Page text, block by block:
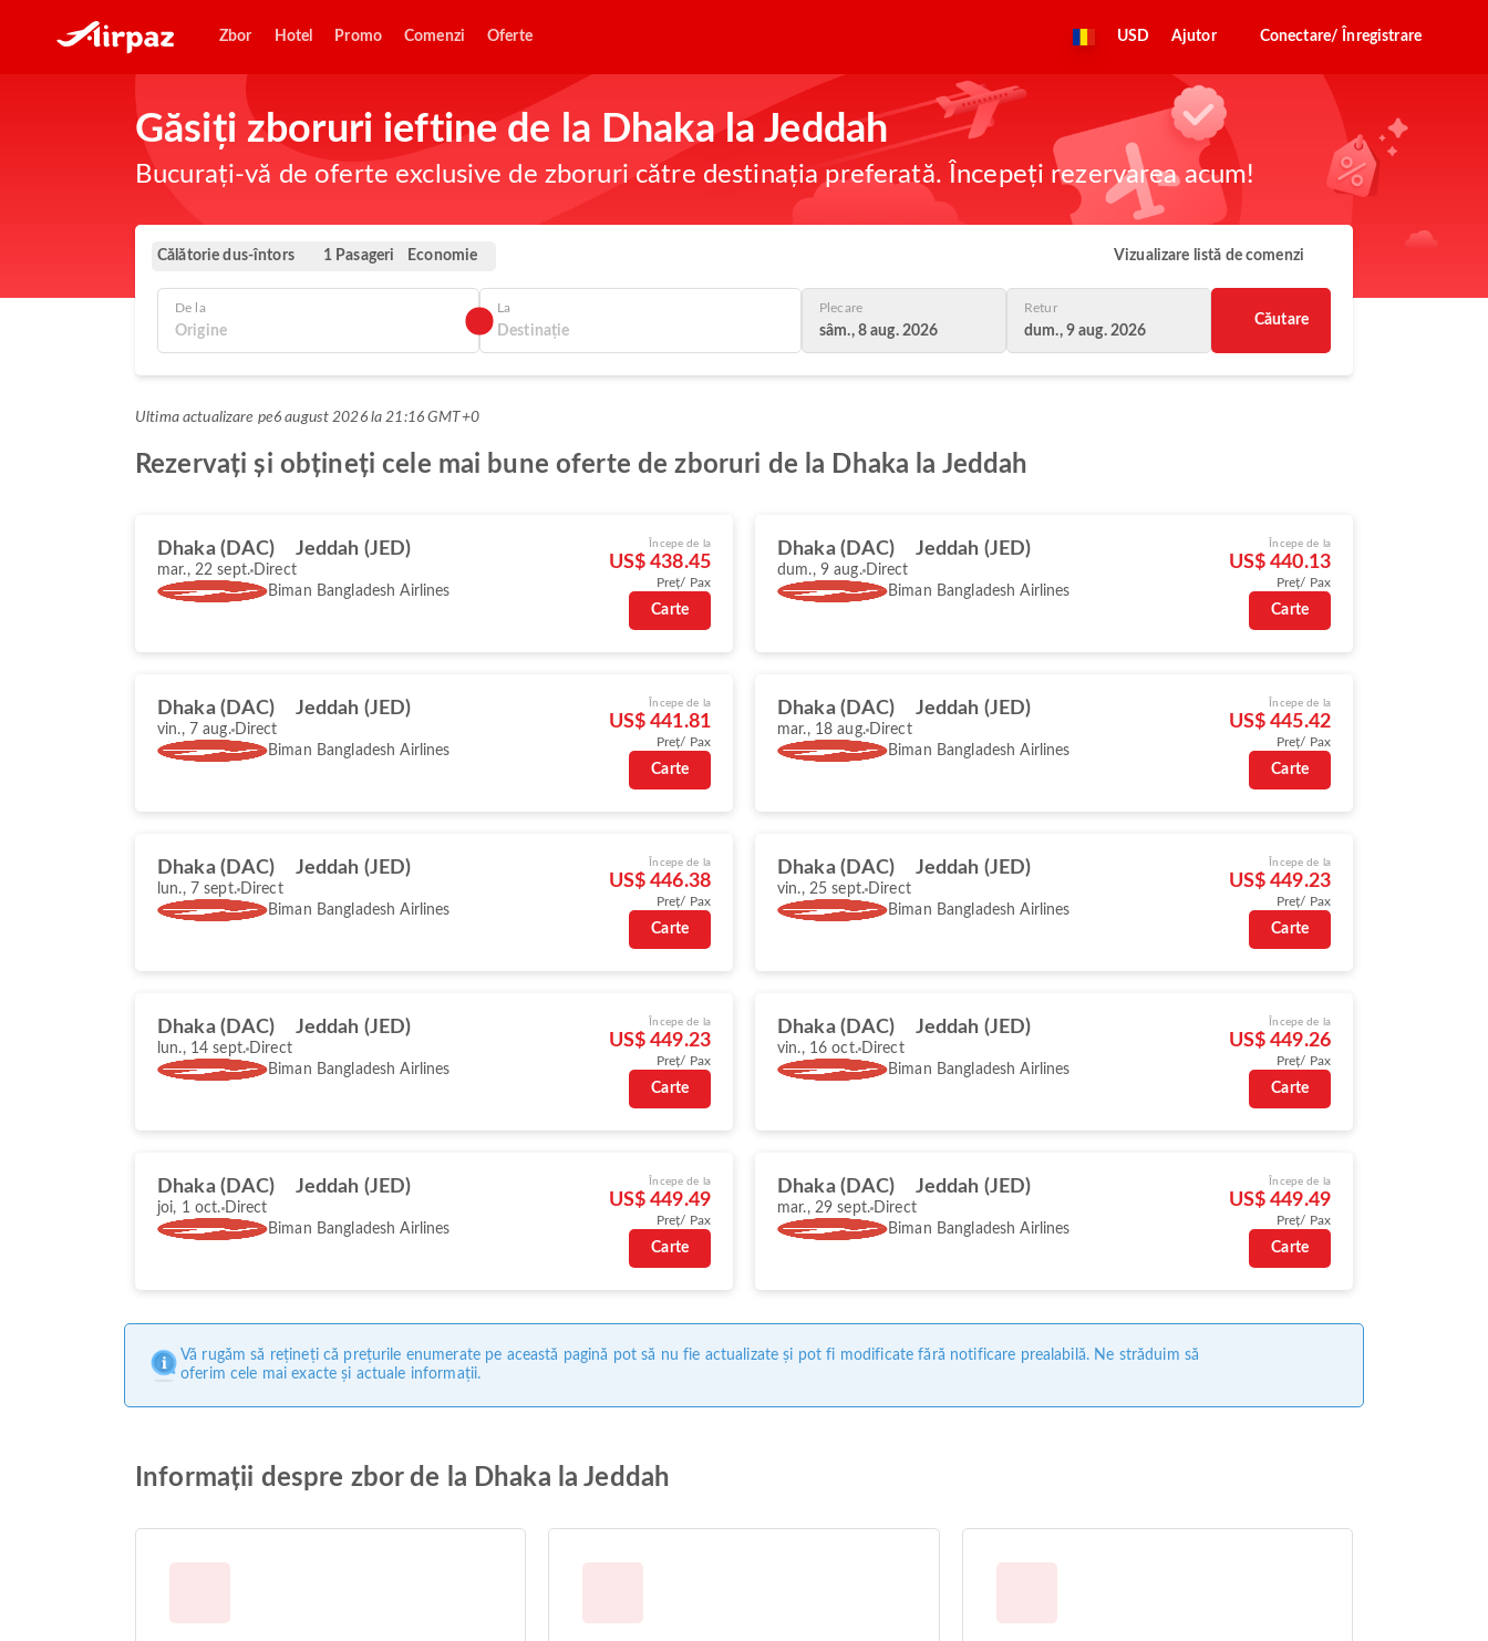
Zbor Hotel Promo Comenzi Oferte USD Ajutor Conectare/ Înregistrare
Găsiți zboruri ieftine de la Dhaka la Jeddah
Bucurați-vă de oferte exclusive de zboruri către destinația preferată. Începeți rezervarea acum!
Călătorie dus-întors 1 Pasageri Economie Vizualizare listă de comenzi
De la La Plecare
sâm., 8 aug. 2026
Retur
dum., 9 aug. 2026
Căutare
Ultima actualizare pe6 august 2026 la 21:16 GMT+0
Rezervați și obțineți cele mai bune oferte de zboruri de la Dhaka la Jeddah
Dhaka (DAC) Jeddah (JED)
mar., 22 sept. Direct
Biman Bangladesh Airlines
Începe de la
US$ 438.45
Preț/ Pax
Carte
Dhaka (DAC) Jeddah (JED)
dum., 9 aug. Direct
Biman Bangladesh Airlines
Începe de la
US$ 440.13
Preț/ Pax
Carte
Dhaka (DAC) Jeddah (JED)
vin., 7 aug. Direct
Biman Bangladesh Airlines
Începe de la
US$ 441.81
Preț/ Pax
Carte
Dhaka (DAC) Jeddah (JED)
mar., 18 aug. Direct
Biman Bangladesh Airlines
Începe de la
US$ 445.42
Preț/ Pax
Carte
Dhaka (DAC) Jeddah (JED)
lun., 7 sept. Direct
Biman Bangladesh Airlines
Începe de la
US$ 446.38
Preț/ Pax
Carte
Dhaka (DAC) Jeddah (JED)
vin., 25 sept. Direct
Biman Bangladesh Airlines
Începe de la
US$ 449.23
Preț/ Pax
Carte
Dhaka (DAC) Jeddah (JED)
lun., 14 sept. Direct
Biman Bangladesh Airlines
Începe de la
US$ 449.23
Preț/ Pax
Carte
Dhaka (DAC) Jeddah (JED)
vin., 16 oct. Direct
Biman Bangladesh Airlines
Începe de la
US$ 449.26
Preț/ Pax
Carte
Dhaka (DAC) Jeddah (JED)
joi, 1 oct. Direct
Biman Bangladesh Airlines
Începe de la
US$ 449.49
Preț/ Pax
Carte
Dhaka (DAC) Jeddah (JED)
mar., 29 sept. Direct
Biman Bangladesh Airlines
Începe de la
US$ 449.49
Preț/ Pax
Carte
Vă rugăm să rețineți că prețurile enumerate pe această pagină pot să nu fie actualizate și pot fi modificate fără notificare prealabilă. Ne străduim să
oferim cele mai exacte și actuale informații.
Informații despre zbor de la Dhaka la Jeddah